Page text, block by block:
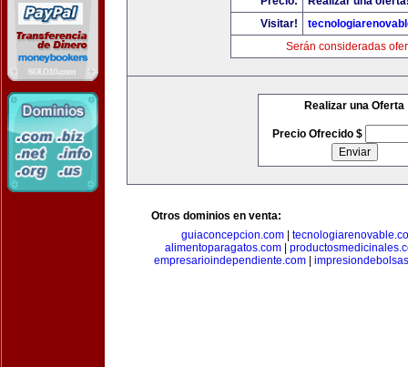
Visitar!
Serán consideradas
Realizar una Oferta
Precio Ofrecido $
Otros dominios en venta:
guiaconcepcion.com|
alimentoparagatos.com
empresarioindependiente.com